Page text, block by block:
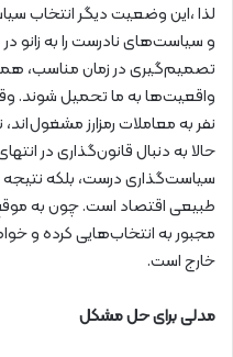
لذا ،این وضعیت دیگر انتخاب
و سیاست‌های نادرست را به زانو
تصمیم‌گیری در زمان مناسب،
نفر به معاملات رمزارز مشغول‌اند،
حالا به دنبال قانون‌گذاری در
سیاست‌گذاری درست، بلکه نتیجه‌
طبیعی اقتصاد است. چون به
مجبور به انتخاب‌هایی کرده و
خارج است.
مدلی برای حل مشکل